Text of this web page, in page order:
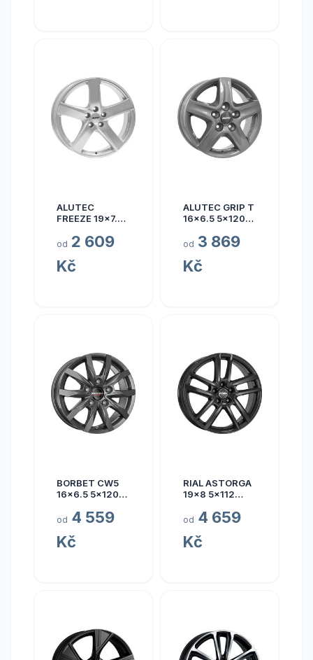
ALUTEC
FREEZE 19x7.5
od 2 609
Kč
ALUTEC GRIP T
16x6.5 5x120
od 3 869
Kč
BORBET CW5
16x6.5 5x120
od 4 559
Kč
RIAL ASTORGA
19x8 5x112
od 4 659
Kč